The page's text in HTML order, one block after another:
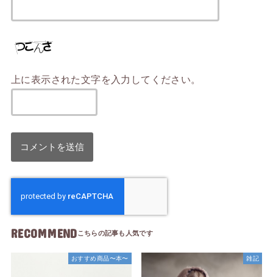
上に表示された文字を入力してください。
RECOMMEND
おすすめ商品〜本〜 雑記